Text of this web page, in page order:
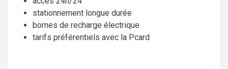
stationnement longue durée
bornes de recharge électrique
tarifs préférentiels avec la Pcard